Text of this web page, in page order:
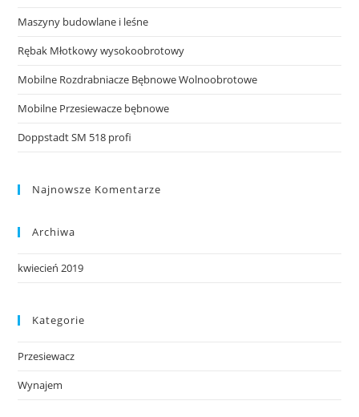
Maszyny budowlane i leśne
Rębak Młotkowy wysokoobrotowy
Mobilne Rozdrabniacze Bębnowe Wolnoobrotowe
Mobilne Przesiewacze bębnowe
Doppstadt SM 518 profi
Najnowsze Komentarze
Archiwa
kwiecień 2019
Kategorie
Przesiewacz
Wynajem